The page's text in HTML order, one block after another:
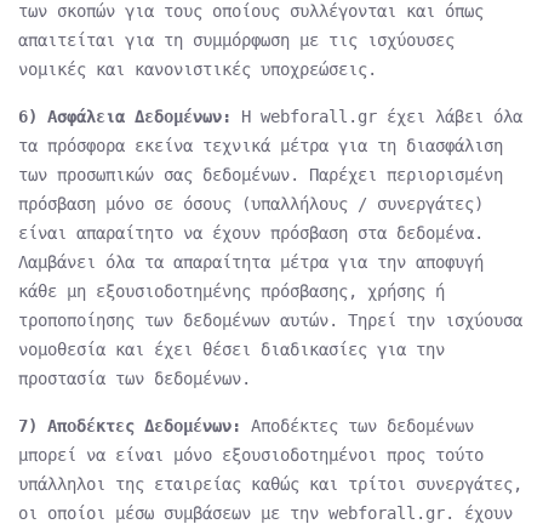
των σκοπών για τους οποίους συλλέγονται και όπως
απαιτείται για τη συμμόρφωση με τις ισχύουσες
νομικές και κανονιστικές υποχρεώσεις.
6) Ασφάλεια Δεδομένων:
Η webforall.gr έχει λάβει όλα
τα πρόσφορα εκείνα τεχνικά μέτρα για τη διασφάλιση
των προσωπικών σας δεδομένων. Παρέχει περιορισμένη
πρόσβαση μόνο σε όσους (υπαλλήλους / συνεργάτες)
είναι απαραίτητο να έχουν πρόσβαση στα δεδομένα.
Λαμβάνει όλα τα απαραίτητα μέτρα για την αποφυγή
κάθε μη εξουσιοδοτημένης πρόσβασης, χρήσης ή
τροποποίησης των δεδομένων αυτών. Τηρεί την ισχύουσα
νομοθεσία και έχει θέσει διαδικασίες για την
προστασία των δεδομένων.
7) Αποδέκτες Δεδομένων:
Αποδέκτες των δεδομένων
μπορεί να είναι μόνο εξουσιοδοτημένοι προς τούτο
υπάλληλοι της εταιρείας καθώς και τρίτοι συνεργάτες,
οι οποίοι μέσω συμβάσεων με την webforall.gr. έχουν